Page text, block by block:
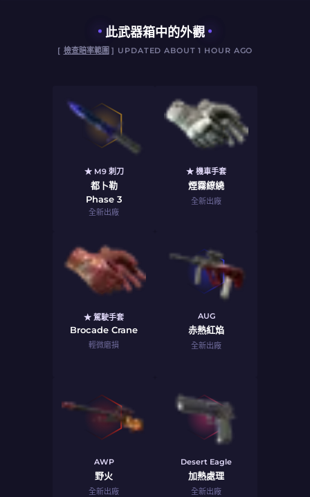
此武器箱中的外觀
[ 檢查賠率範圍 ] UPDATED ABOUT 1 HOUR AGO
★ M9 刺刀
都卜勒
Phase 3
全新出廠
★ 機車手套
煙霧繚繞
全新出廠
★ 駕駛手套
Brocade Crane
輕微磨損
AUG
赤熱紅焰
全新出廠
AWP
野火
全新出廠
Desert Eagle
加熱處理
全新出廠